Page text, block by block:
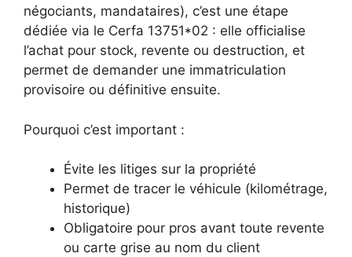
négociants, mandataires), c’est une étape
dédiée via le Cerfa 13751*02 : elle officialise
l’achat pour stock, revente ou destruction, et
permet de demander une immatriculation
provisoire ou définitive ensuite.
Pourquoi c’est important :
Évite les litiges sur la propriété
Permet de tracer le véhicule (kilométrage,
historique)
Obligatoire pour pros avant toute revente
ou carte grise au nom du client